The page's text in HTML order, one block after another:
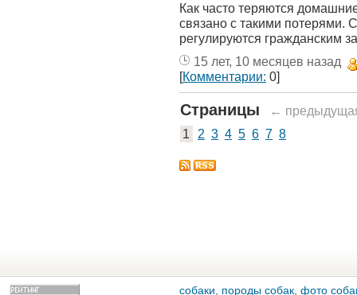
Как часто теряются
связано с такими потерями.
регулируются гражданским
15 лет, 10 месяцев назад
[Комментарии: 0]
Страницы ←
1 2 3 4 5 6 7 8
собаки, породы собак, фото